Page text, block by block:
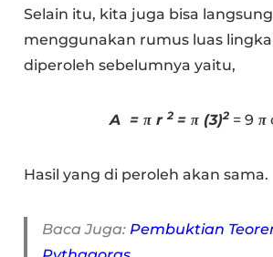
Selain itu, kita juga bisa langsung
menggunakan rumus luas
diperoleh sebelumnya yaitu,
A = π r2 = π (3)2= 9 π
Hasil yang di peroleh akan sama.
Baca Juga: Pembuktian